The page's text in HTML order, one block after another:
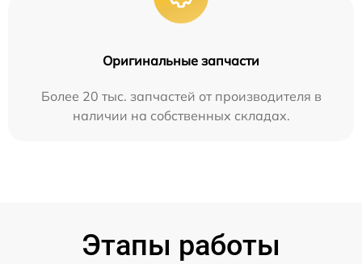
Оригинальные запчасти
Более 20 тыс. запчастей от производителя в
наличии на собственных складах.
Этапы работы